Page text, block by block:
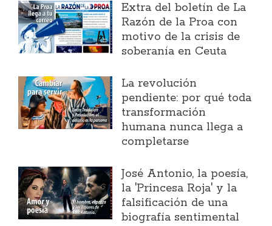
Extra del boletín de La
Razón de la Proa con
motivo de la crisis de
soberanía en Ceuta
La revolución
pendiente: por qué toda
transformación
humana nunca llega a
completarse
José Antonio, la poesía,
la 'Princesa Roja' y la
falsificación de una
biografía sentimental